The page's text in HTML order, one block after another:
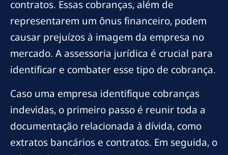
contratos. Essas cobranças, além de
representarem um ônus financeiro, podem
causar prejuízos à imagem da empresa no
mercado. A assessoria jurídica é crucial para
identificar e combater esse tipo de cobrança.
Caso uma empresa identifique cobranças
indevidas, o primeiro passo é reunir toda a
documentação relacionada à dívida, como
extratos bancários e contratos. Em seguida, o